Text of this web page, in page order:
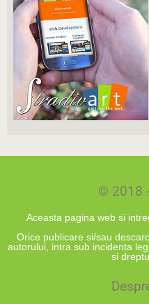
© 2018
Aceasta pagina web si
Orice publicare si/sau
autorului, intra sub incidenta
si